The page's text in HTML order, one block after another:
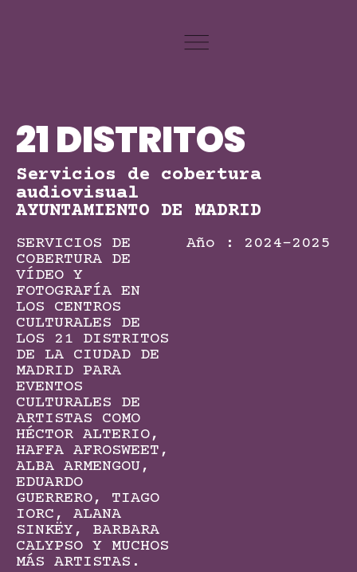
21 DISTRITOS
Servicios de cobertura
audiovisual
AYUNTAMIENTO DE MADRID
SERVICIOS DE
COBERTURA DE
VÍDEO Y
FOTOGRAFÍA EN
LOS CENTROS
CULTURALES DE
LOS 21 DISTRITOS
DE LA CIUDAD DE
MADRID PARA
EVENTOS
CULTURALES DE
ARTISTAS COMO
HÉCTOR ALTERIO,
HAFFA AFROSWEET,
ALBA ARMENGOU,
EDUARDO
GUERRERO, TIAGO
IORC, ALANA
SINKËY, BARBARA
CALYPSO Y MUCHOS
MÁS ARTISTAS.
Año : 2024-2025